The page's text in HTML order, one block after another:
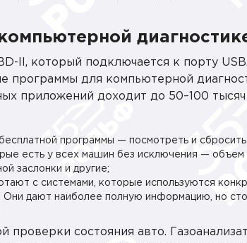
II, который подключается к порту
программы для компьютерной
приложений доходит до 50–100 тысяч
программы — посмотреть и
есть у всех машин без исключения — объем
заслонки и другие;
с системами, которые используются
Они дают наиболее полную информацию, но
проверки состояния авто.